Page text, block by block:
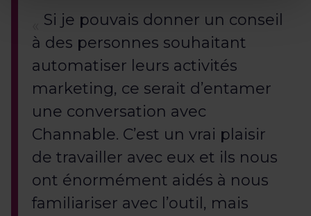
Si je pouvais donner un conseil
à des personnes souhaitant
automatiser leurs activités
marketing, ce serait d’entamer
une conversation avec
Channable. C’est un vrai plaisir
de travailler avec eux et ils nous
ont énormément aidés à nous
familiariser avec l’outil, mais